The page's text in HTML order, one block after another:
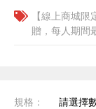
【線上商城
贈，每人期間
規格： 請選擇